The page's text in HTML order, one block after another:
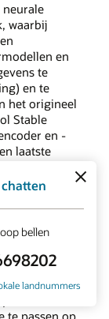
waarbij
en
te
en te
het origineel
Stable
en -
laatste
denoising.
met het
van
hiervan
te passen op